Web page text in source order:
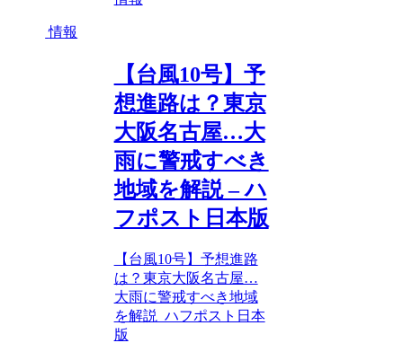
情報
【台風10号】予
想進路は？東京
大阪名古屋…大
雨に警戒すべき
地域を解説 – ハ
フポスト日本版
【台風10号】予想進路
は？東京大阪名古屋…
大雨に警戒すべき地域
を解説 ハフポスト日本
版